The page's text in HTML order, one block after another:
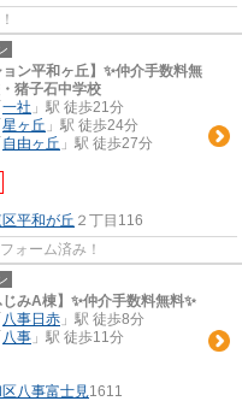
ョン平和ヶ丘】✨️仲介手数料無
猪子石中学校
一社 」駅 徒歩21分
星ヶ丘 」駅 徒歩24分
自由ヶ丘 」駅 徒歩27分
平和が丘 ２丁目116
ォーム済み！
じみA棟】✨️仲介手数料無料✨️
八事日赤 」駅 徒歩8分
八事 」駅 徒歩11分
八事富士見1611